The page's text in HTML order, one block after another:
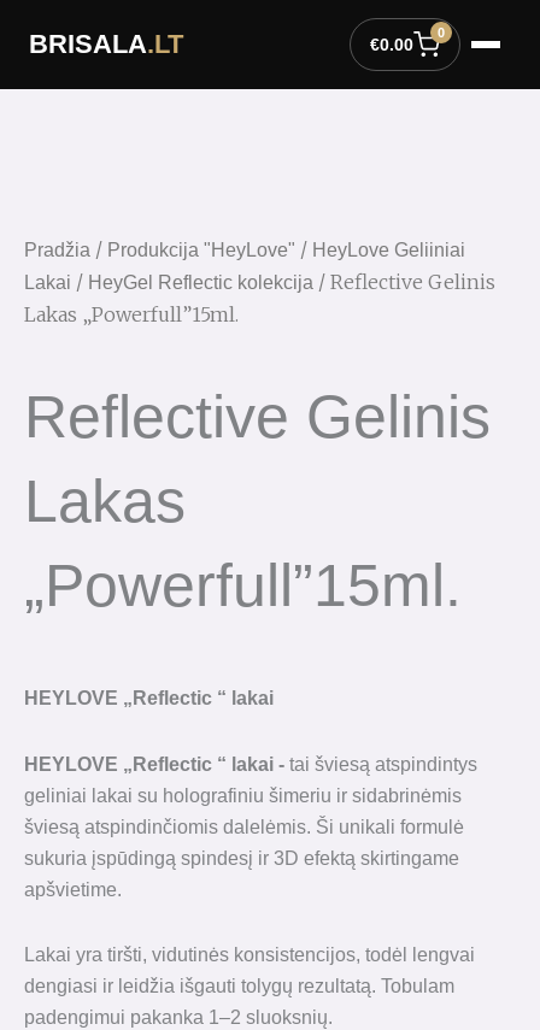
BRISALA.LT €0.00
0
Pradžia / Produkcija "HeyLove" / HeyLove Geliiniai
Lakai / HeyGel Reflectic kolekcija / Reflective Gelinis
Lakas „Powerfull”15ml.
Reflective Gelinis
Lakas
„Powerfull”15ml.
HEYLOVE „Reflectic “ lakai
HEYLOVE Reflectic “ lakai - tai šviesą atspindintys
geliniai lakai su holografiniu šimeriu ir sidabrinėmis
šviesą atspindinčiomis dalelėmis. Ši unikali formulė
sukuria įspūdingą spindesį ir 3D efektą skirtingame
apšvietime.
Lakai yra tiršti, vidutinės konsistencijos, todėl lengvai
dengiasi ir leidžia išgauti tolygų rezultatą. Tobulam
padengimui pakanka 1–2 sluoksnių.